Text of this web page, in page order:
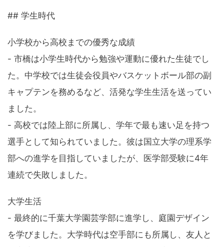
## 学生時代
小学校から高校までの優秀な成績
- 市橋は小学生時代から勉強や運動に優れた生徒でし
た。中学校では生徒会役員やバスケットボール部の副
キャプテンを務めるなど、活発な学生生活を送ってい
ました。
- 高校では陸上部に所属し、学年で最も速い足を持つ
選手として知られていました。彼は国立大学の理系学
部への進学を目指していましたが、医学部受験に4年
連続で失敗しました。
大学生活
- 最終的に千葉大学園芸学部に進学し、庭園デザイン
を学びました。大学時代は空手部にも所属し、友人と